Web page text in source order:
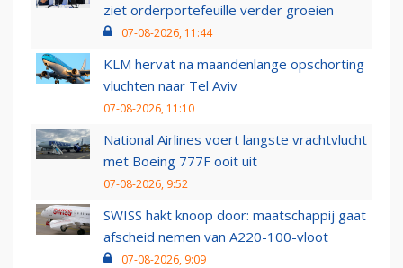
ziet orderportefeuille verder groeien
07-08-2026, 11:44
KLM hervat na maandenlange opschorting
vluchten naar Tel Aviv
07-08-2026, 11:10
National Airlines voert langste vrachtvlucht
met Boeing 777F ooit uit
07-08-2026, 9:52
SWISS hakt knoop door: maatschappij gaat
afscheid nemen van A220-100-vloot
07-08-2026, 9:09